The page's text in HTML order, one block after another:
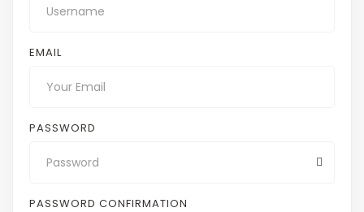
EMAIL
PASSWORD
PASSWORD CONFIRMATION